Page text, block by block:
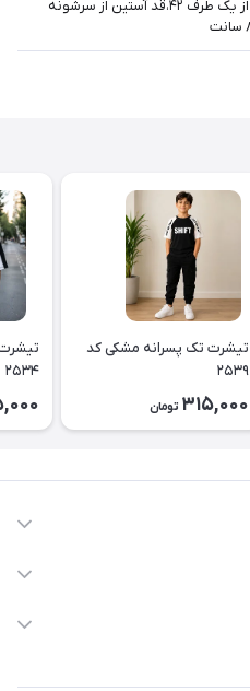
قد بلوز ۶۰،پهنا از یک طرف ۴۲،قد آستین از سرشونه
تیشرت تک پسرانه مشکی کد
۲۵۳۹
315,000 تومان
۲۵۳۴